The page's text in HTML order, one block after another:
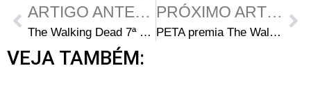
ARTIGO ANTERIOR
The Walking Dead 7ª Temporada: 6 novas imagens divulgadas pela Entertainment Weekly
PRÓXIMO ARTIGO
PETA premia The Walking Dead por causa de Shiva
VEJA TAMBÉM: